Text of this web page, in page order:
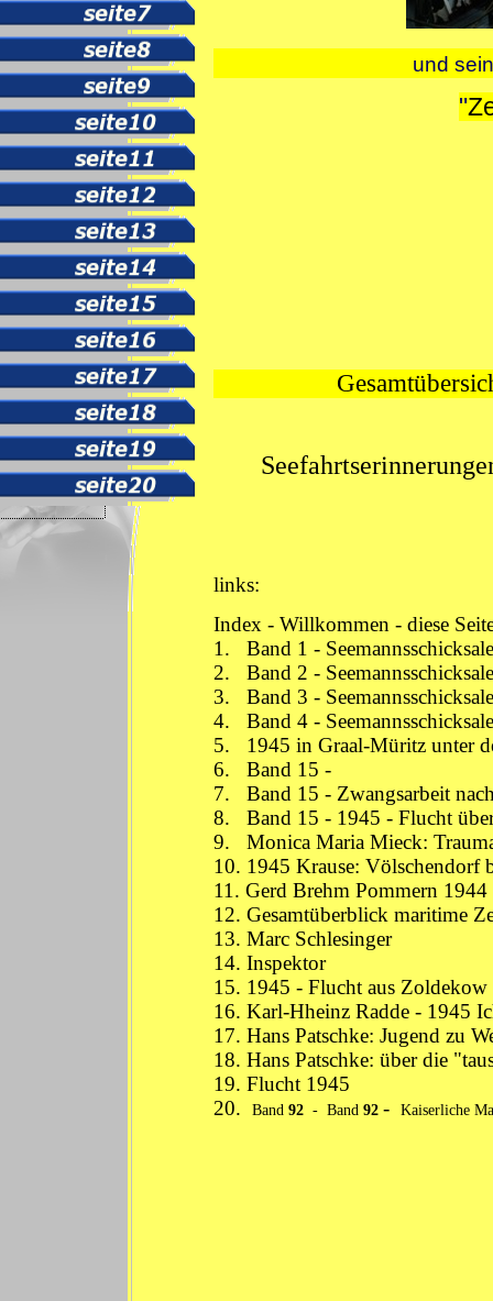
und
"
links:
Index - Willkommen - diese
1. Band 1 -
2. Band 2 - Seemannsschicksale
3. Band 3 - Seemannsschicksale
4. Band 4 -
5. 1945 in Graal-Müritz unter
6. Band 15 -
7. Band 15 - Zwangsarbeit
8. Band 15 - 1945 - Flucht
9. Monica Maria Mieck:
10. 1945 Krause: Völschendorf
11. Gerd Brehm Pommern
12. Gesamtüberblick maritime
13. Marc Schlesinger
14. Inspektor
15. 1945 - Flucht aus
16. Karl-Hheinz Radde - 1945
17. Hans Patschke: Jugend zu
18. Hans Patschke: über die
19. Flucht 1945
20.
Band 92 - Band 92 - Kaiserliche